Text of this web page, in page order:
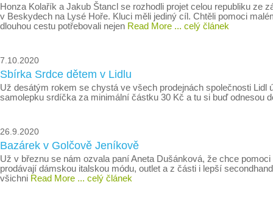
Honza Kolařík a Jakub Štancl se rozhodli projet celou republiku ze
v Beskydech na Lysé Hoře. Kluci měli jediný cíl. Chtěli pomoci
dlouhou cestu potřebovali nejen Read More ... celý článek
7.10.2020
Sbírka Srdce dětem v Lidlu
Už desátým rokem se chystá ve všech prodejnách společnosti Lidl
samolepku srdíčka za minimální částku 30 Kč a tu si buď odnesou
26.9.2020
Bazárek v Golčově Jeníkově
Už v březnu se nám ozvala paní Aneta Dušánková, že chce
prodávají dámskou italskou módu, outlet a z části i lepší
všichni Read More ... celý článek